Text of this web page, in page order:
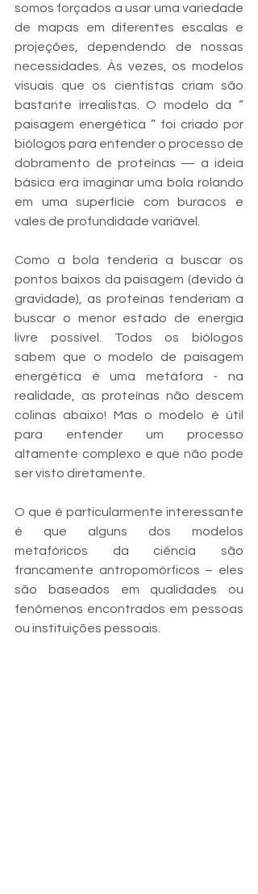
somos forçados a usar uma variedade
de mapas em diferentes escalas e
projeções, dependendo de nossas
necessidades. Às vezes, os modelos
visuais que os cientistas criam são
bastante irrealistas. O modelo da “
paisagem energética ” foi criado por
biólogos para entender o processo de
dobramento de proteínas — a ideia
básica era imaginar uma bola rolando
em uma superfície com buracos e
vales de profundidade variável.
Como a bola tenderia a buscar os
pontos baixos da paisagem (devido à
gravidade), as proteínas tenderiam a
buscar o menor estado de energia
livre possível. Todos os biólogos
sabem que o modelo de paisagem
energética é uma metáfora - na
realidade, as proteínas não descem
colinas abaixo! Mas o modelo é útil
para entender um processo
altamente complexo e que não pode
ser visto diretamente.
O que é particularmente interessante
é que alguns dos modelos
metafóricos da ciência são
francamente antropomórficos – eles
são baseados em qualidades ou
fenômenos encontrados em pessoas
ou instituições pessoais.